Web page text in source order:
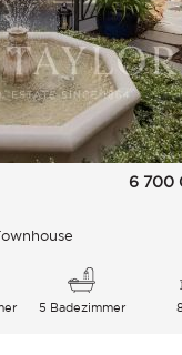
6 700
5 Badezimmer